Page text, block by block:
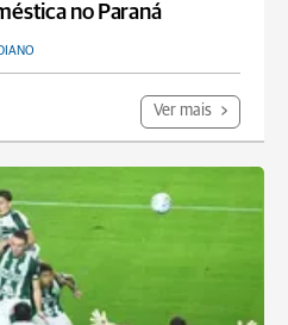
no Paraná
Ver mais